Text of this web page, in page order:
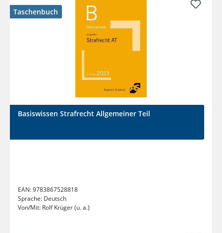
Taschenbuch
Basiswissen Strafrecht Allgemeiner Teil
EAN:9783867528818
Sprache: Deutsch
Von/Mit: Rolf Krüger (u. a.)